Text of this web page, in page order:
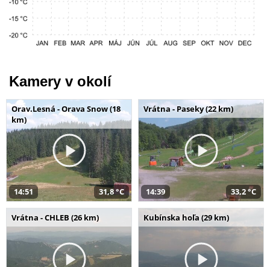
Kamery v okolí
Orav.Lesná - Orava Snow (18
km)
14:51 31,8 °C
Vrátna - Paseky (22 km)
14:39 33,2 °C
Vrátna - CHLEB (26 km) Kubínska hoľa (29 km)